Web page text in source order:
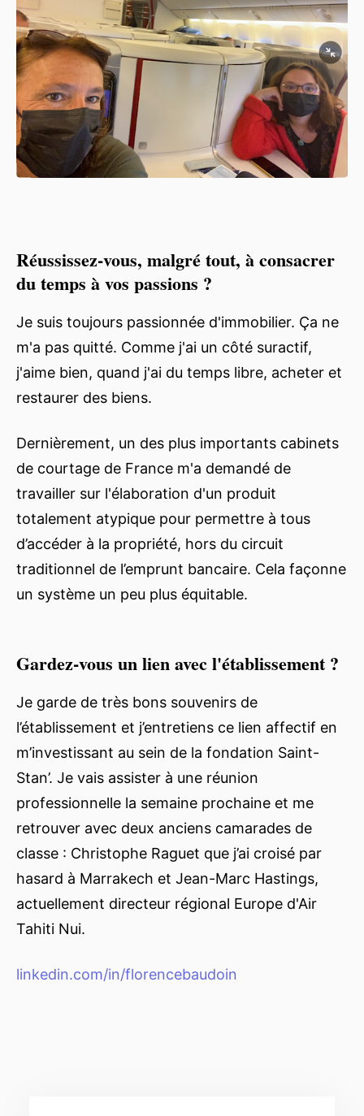
Réussissez-vous, malgré tout, à consacrer
du temps à vos passions ?
Je suis toujours passionnée d'immobilier. Ça ne
m'a pas quitté. Comme j'ai un côté suractif,
j'aime bien, quand j'ai du temps libre, acheter et
restaurer des biens.
Dernièrement, un des plus importants cabinets
de courtage de France m'a demandé de
travailler sur l'élaboration d'un produit
totalement atypique pour permettre à tous
d’accéder à la propriété, hors du circuit
traditionnel de l’emprunt bancaire. Cela façonne
un système un peu plus équitable.
Gardez-vous un lien avec l'établissement ?
Je garde de très bons souvenirs de
l’établissement et j’entretiens ce lien affectif en
m’investissant au sein de la fondation Saint-
Stan’. Je vais assister à une réunion
professionnelle la semaine prochaine et me
retrouver avec deux anciens camarades de
classe : Christophe Raguet que j’ai croisé par
hasard à Marrakech et Jean-Marc Hastings,
actuellement directeur régional Europe d'Air
Tahiti Nui.
linkedin.com/in/florencebaudoin